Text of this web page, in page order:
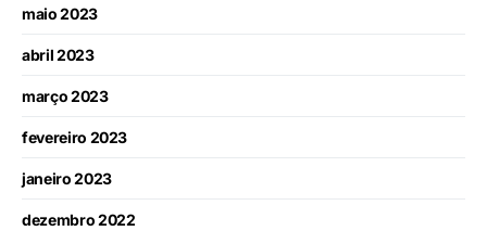
maio 2023
abril 2023
março 2023
fevereiro 2023
janeiro 2023
dezembro 2022